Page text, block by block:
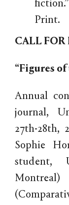
Print.
CALL FOR
“Figures
Annual
journal,
27th-28th,
Sophie
student,